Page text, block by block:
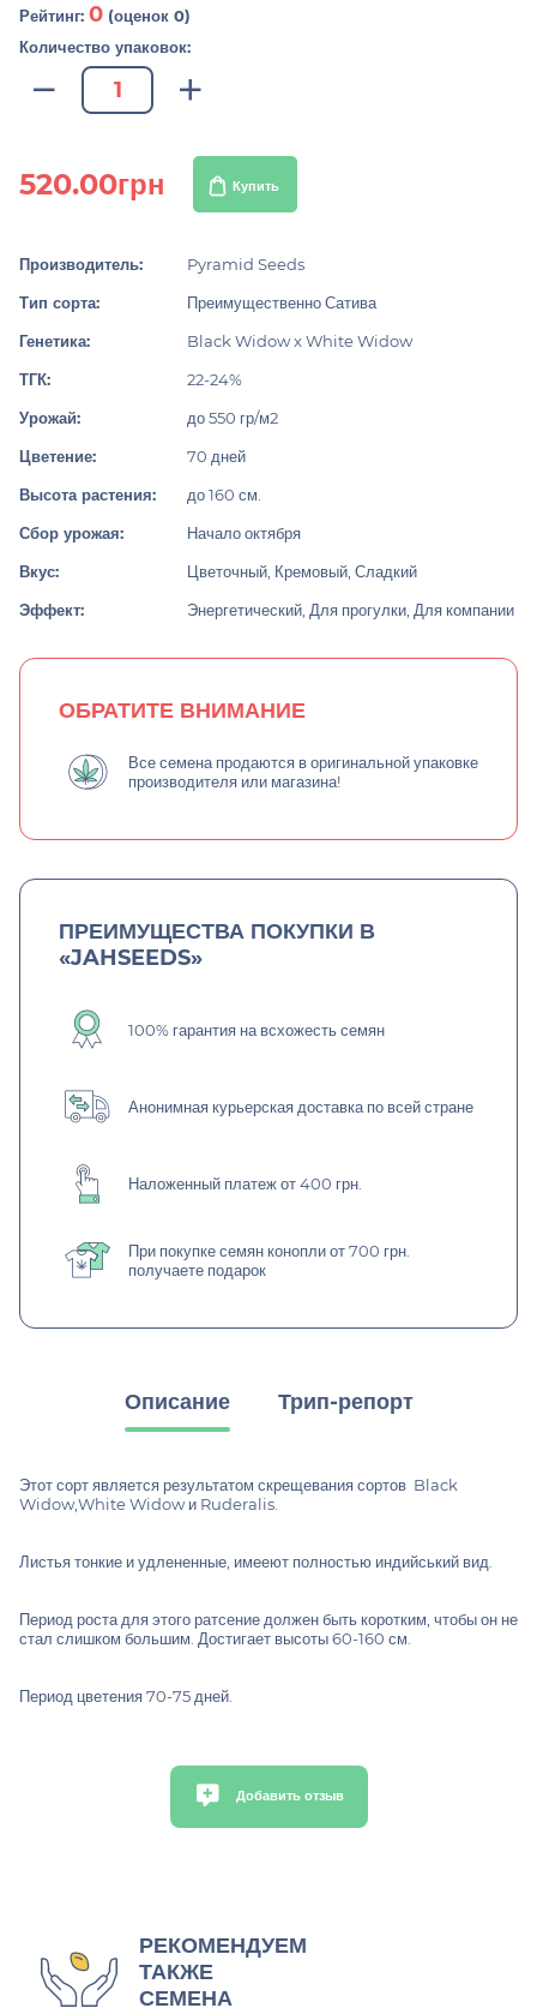
Рейтинг: 0 (оценок 0)
Количество упаковок:
520.00грн Купить
Производитель:
Pyramid Seeds
Тип сорта:
Преимущественно Сатива
Генетика:
Black Widow x White Widow
ТГК:
22-24%
Урожай:
до 550 гр/м2
Цветение:
70 дней
Высота растения:
до 160 см.
Сбор урожая:
Начало октября
Вкус:
Цветочный, Кремовый, Сладкий
Эффект:
Энергетический, Для прогулки, Для компании
ОБРАТИТЕ ВНИМАНИЕ
Все семена продаются в оригинальной упаковке
производителя или магазина!
ПРЕИМУЩЕСТВА ПОКУПКИ В
«JAHSEEDS»
100% гарантия на всхожесть семян
Анонимная курьерская доставка по всей стране
Наложенный платеж от 400 грн.
При покупке семян конопли от 700 грн.
получаете подарок
Описание Трип-репорт
Этот сорт является результатом скрещевания сортов Black
Widow,White Widow и Ruderalis.
Листья тонкие и удлененные, имееют полностью индийський вид.
Период роста для этого ратсение должен быть коротким, чтобы он не
стал слишком большим. Достигает высоты 60-160 см.
Период цветения 70-75 дней.
Добавить отзыв
РЕКОМЕНДУЕМ
ТАКЖЕ
СЕМЕНА